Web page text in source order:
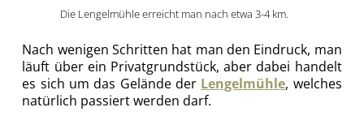
Die Lengelmühle erreicht man nach etwa 3-4 km.
Nach wenigen Schritten hat man den Eindruck, man
läuft über ein Privatgrundstück, aber dabei handelt
es sich um das Gelände der Lengelmühle, welches
natürlich passiert werden darf.